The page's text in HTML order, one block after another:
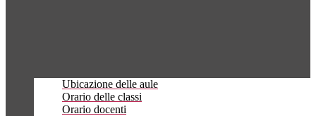
Ubicazione delle aule
Orario delle classi
Orario docenti